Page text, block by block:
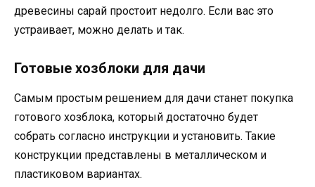
древесины сарай простоит недолго. Если вас это
устраивает, можно делать и так.
Готовые хозблоки для дачи
Самым простым решением для дачи станет покупка
готового хозблока, который достаточно будет
собрать согласно инструкции и установить. Такие
конструкции представлены в металлическом и
пластиковом вариантах.